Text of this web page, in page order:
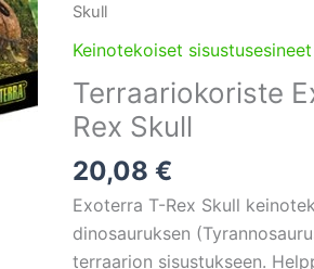
Skull
Keinotekoiset sisustusesineet
Terraariokoriste
Rex Skull
20,08 €
Exoterra T-Rex Skull
dinosauruksen
terraarion sisustukseen.